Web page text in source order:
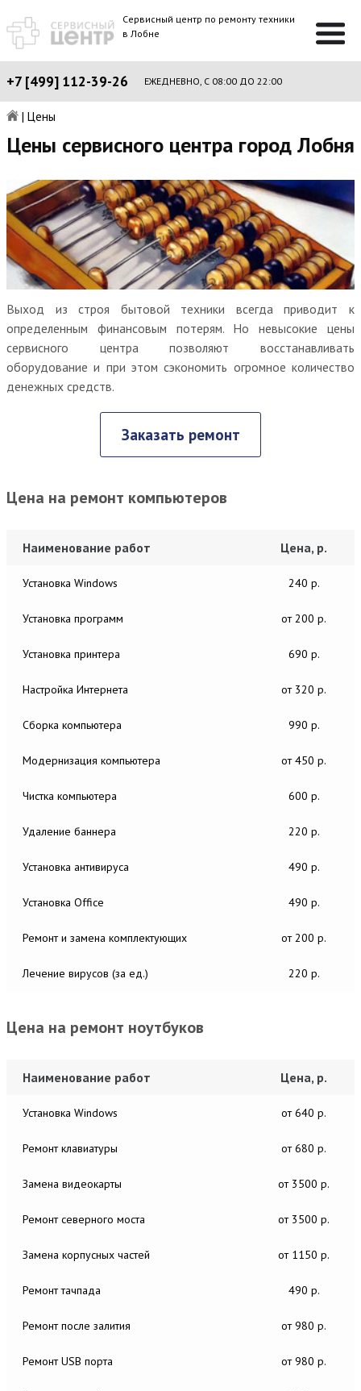
Сервисный центр по ремонту техники
в Лобне
+7 [499] 112-39-26 ЕЖЕДНЕВНО, С 08:00 ДО 22:00
| Цены
Цены сервисного центра город Лобня
Выход из строя бытовой техники всегда приводит к
определенным финансовым потерям. Но невысокие цены
сервисного центра позволяют восстанавливать
оборудование и при этом сэкономить огромное количество
денежных средств.
Заказать ремонт
Цена на ремонт компьютеров
Наименование работ Цена, р.
Установка Windows 240 р.
Установка программ от 200 р.
Установка принтера 690 р.
Настройка Интернета от 320 р.
Сборка компьютера 990 р.
Модернизация компьютера от 450 р.
Чистка компьютера 600 р.
Удаление баннера 220 р.
Установка антивируса 490 р.
Установка Office 490 р.
Ремонт и замена комплектующих от 200 р.
Лечение вирусов (за ед.) 220 р.
Цена на ремонт ноутбуков
Наименование работ Цена, р.
Установка Windows от 640 р.
Ремонт клавиатуры от 680 р.
Замена видеокарты от 3500 р.
Ремонт северного моста от 3500 р.
Замена корпусных частей от 1150 р.
Ремонт тачпада 490 р.
Ремонт после залития от 980 р.
Ремонт USB порта от 980 р.